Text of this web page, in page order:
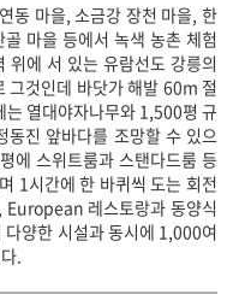
동 마을, 소금강 장천 마을, 한
마을 등에서 녹색 농촌 체험
위에 서 있는 유람선도 강릉의
그것인데 바닷가 해발 60m 절
는 열대야자나무와 1,500평 규
동진 앞바다를 조망할 수 있으
에 스위트룸과 스탠다드룸 등
1시간에 한 바퀴씩 도는 회전
European 레스토랑과 동양식
양한 시설과 동시에 1,000여
.